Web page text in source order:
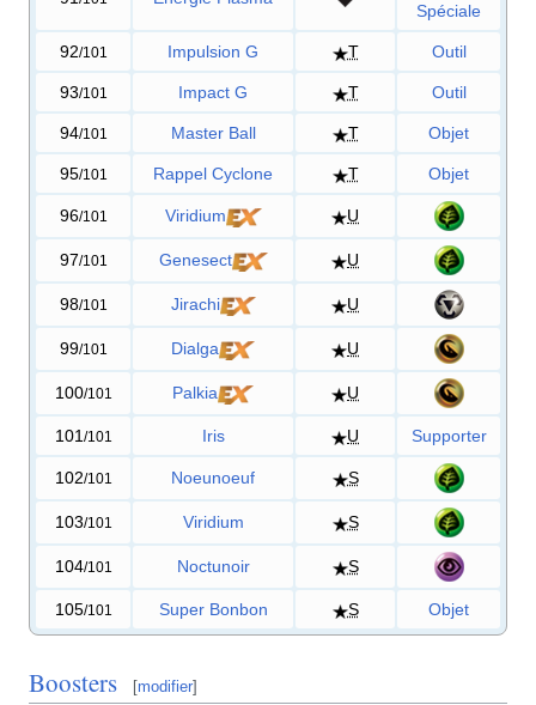
Spéciale
92/101 Impulsion G T Outil
93/101 Impact G T Outil
94/101 Master Ball T Objet
95/101 Rappel Cyclone T Objet
96/101 Viridium U
97/101 Genesect U
98/101 Jirachi U
99/101 Dialga U
100/101 Palkia U
101/101 Iris U Supporter
102/101 Noeunoeuf S
103/101 Viridium S
104/101 Noctunoir S
105/101 Super Bonbon S Objet
Boosters [modifier]